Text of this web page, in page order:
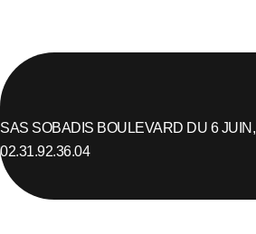
SAS SOBADIS BOULEVARD DU 6 JUIN,
02.31.92.36.04